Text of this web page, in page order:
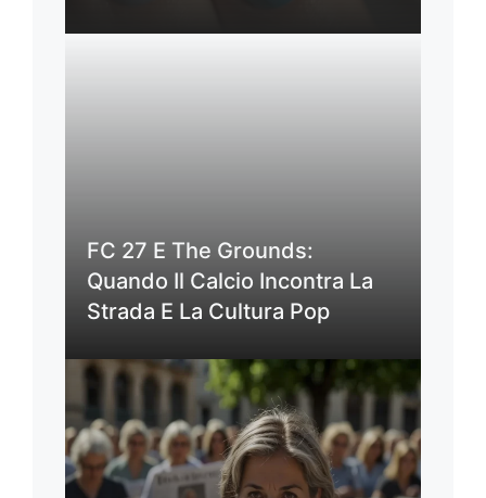
FC 27 E The Grounds:
Quando Il Calcio Incontra La
Strada E La Cultura Pop